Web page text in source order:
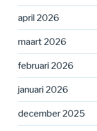
april 2026
maart 2026
februari 2026
januari 2026
december 2025